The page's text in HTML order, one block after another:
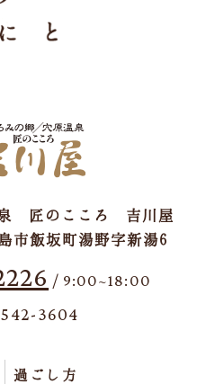
匠のこころ 吉川屋
市飯坂町湯野字新湯6
/ 9:00~18:00
3604
過ごし方